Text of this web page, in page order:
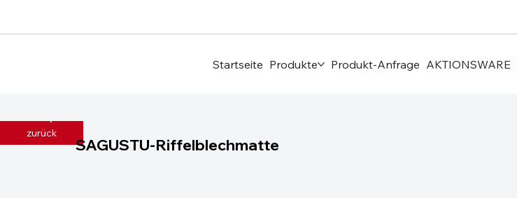
Startseite Produkte Produkt-Anfrage AKTIONSWARE
zurück
SAGUSTU-Riffelblechmatte